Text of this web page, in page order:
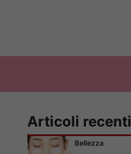
Articoli recenti
Bellezza